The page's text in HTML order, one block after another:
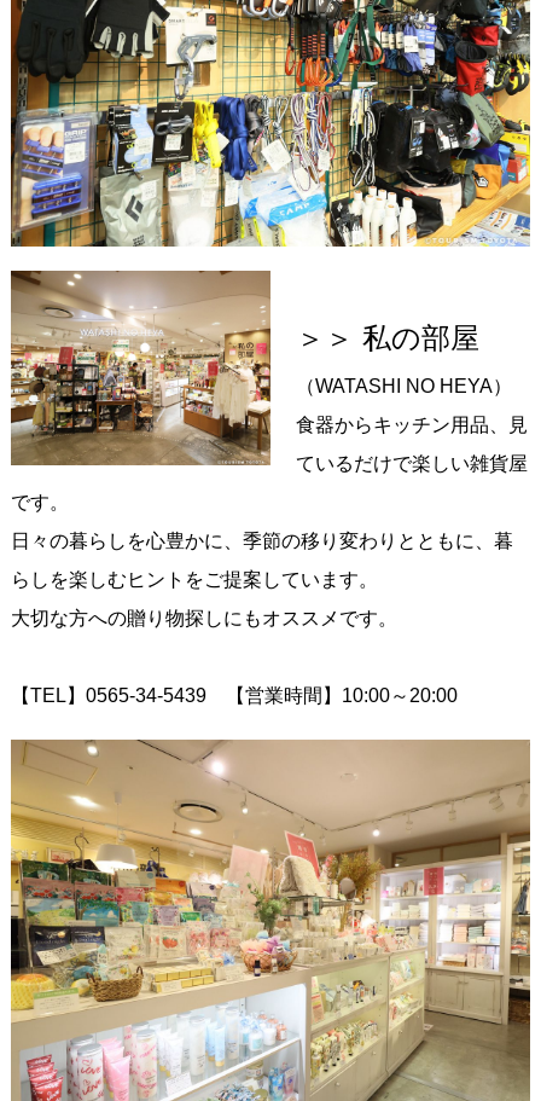
＞＞ 私の部屋
（WATASHI NO HEYA）
食器からキッチン用品、見
ているだけで楽しい雑貨屋
です。
日々の暮らしを心豊かに、季節の移り変わりとともに、暮
らしを楽しむヒントをご提案しています。
大切な方への贈り物探しにもオススメです。
【TEL】0565-34-5439 【営業時間】10:00～20:00